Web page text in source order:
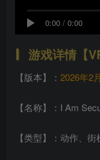
0:00 / 0:00
游戏详情【
【版本】： 2026年2
【名称】：I Am
【类型】：动作、